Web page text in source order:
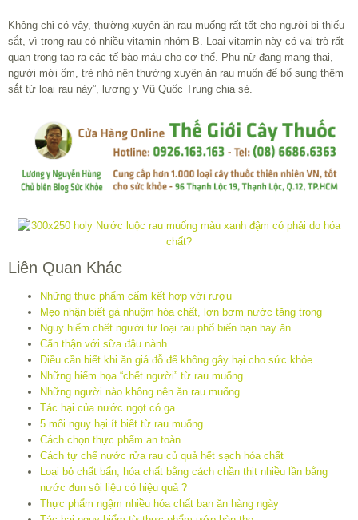
Không chỉ có vậy, thường xuyên ăn rau muống rất tốt cho người bị thiếu
sắt, vì trong rau có nhiều vitamin nhóm B. Loại vitamin này có vai trò rất
quan trọng tạo ra các tế bào máu cho cơ thể. Phụ nữ đang mang thai,
người mới ốm, trẻ nhỏ nên thường xuyên ăn rau muốn để bổ sung thêm
sắt từ loại rau này”, lương y Vũ Quốc Trung chia sẻ.
Liên Quan Khác
Những thực phẩm cấm kết hợp với rượu
Mẹo nhận biết gà nhuộm hóa chất, lợn bơm nước tăng trọng
Nguy hiểm chết người từ loại rau phổ biến bạn hay ăn
Cẩn thận với sữa đậu nành
Điều cần biết khi ăn giá đỗ để không gây hại cho sức khỏe
Những hiểm họa “chết người” từ rau muống
Những người nào không nên ăn rau muống
Tác hại của nước ngọt có ga
5 mối nguy hại ít biết từ rau muống
Cách chọn thực phẩm an toàn
Cách tự chế nước rửa rau củ quả hết sạch hóa chất
Loại bỏ chất bẩn, hóa chất bằng cách chần thịt nhiều lần bằng
nước đun sôi liệu có hiệu quả ?
Thực phẩm ngậm nhiều hóa chất bạn ăn hàng ngày